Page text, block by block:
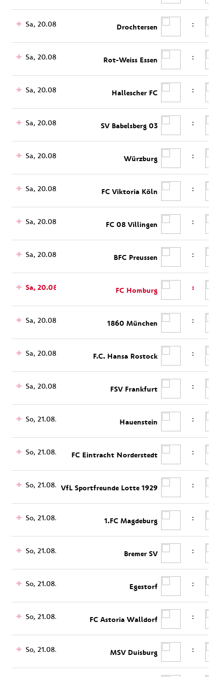
Sa, 20.08. Drochtersen :
Sa, 20.08. Rot-Weiss Essen :
Sa, 20.08. Hallescher FC :
Sa, 20.08. SV Babelsberg 03 :
Sa, 20.08. Würzburg :
Sa, 20.08. FC Viktoria Köln :
Sa, 20.08. FC 08 Villingen :
Sa, 20.08. BFC Preussen :
Sa, 20.08. FC Homburg :
Sa, 20.08. 1860 München :
Sa, 20.08. F.C. Hansa Rostock :
Sa, 20.08. FSV Frankfurt :
So, 21.08. Hauenstein :
So, 21.08. FC Eintracht Norderstedt :
So, 21.08. VfL Sportfreunde Lotte 1929 :
So, 21.08. 1.FC Magdeburg :
So, 21.08. Bremer SV :
So, 21.08. Egestorf :
So, 21.08. FC Astoria Walldorf :
So, 21.08. MSV Duisburg :